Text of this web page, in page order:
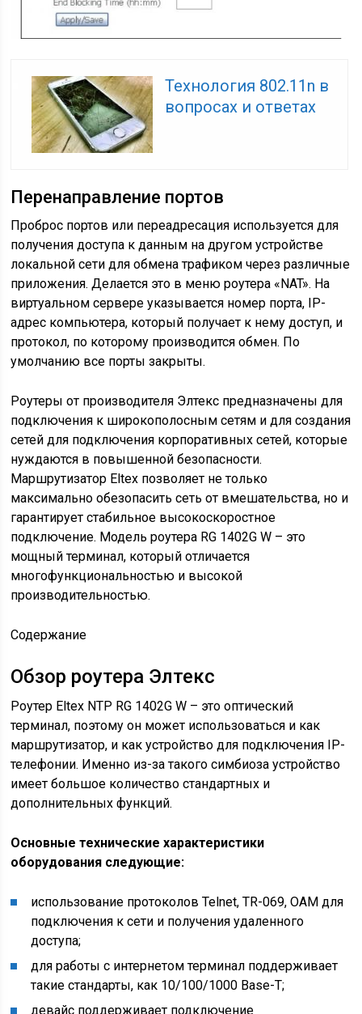
Технология 802.11n в
вопросах и ответах
Перенаправление портов
Проброс портов или переадресация используется для
получения доступа к данным на другом устройстве
локальной сети для обмена трафиком через различные
приложения. Делается это в меню роутера «NAT». На
виртуальном сервере указывается номер порта, IP-
адрес компьютера, который получает к нему доступ, и
протокол, по которому производится обмен. По
умолчанию все порты закрыты.
Роутеры от производителя Элтекс предназначены для
подключения к широкополосным сетям и для создания
сетей для подключения корпоративных сетей, которые
нуждаются в повышенной безопасности.
Маршрутизатор Eltex позволяет не только
максимально обезопасить сеть от вмешательства, но и
гарантирует стабильное высокоскоростное
подключение. Модель роутера RG 1402G W – это
мощный терминал, который отличается
многофункциональностью и высокой
производительностью.
Содержание
Обзор роутера Элтекс
Роутер Eltex NTP RG 1402G W – это оптический
терминал, поэтому он может использоваться и как
маршрутизатор, и как устройство для подключения IP-
телефонии. Именно из-за такого симбиоза устройство
имеет большое количество стандартных и
дополнительных функций.
Основные технические характеристики
оборудования следующие:
использование протоколов Telnet, TR-069, OAM для
подключения к сети и получения удаленного
доступа;
для работы с интернетом терминал поддерживает
такие стандарты, как 10/100/1000 Base-T;
девайс поддерживает подключение